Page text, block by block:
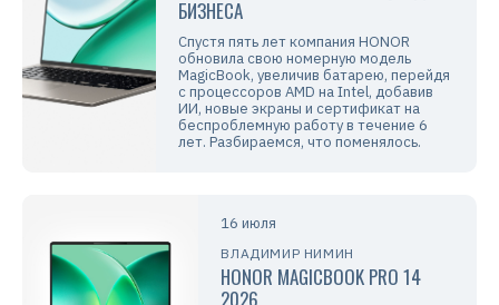
БИЗНЕСА
Спустя пять лет компания HONOR
обновила свою номерную модель
MagicBook, увеличив батарею, перейдя
с процессоров AMD на Intel, добавив
ИИ, новые экраны и сертификат на
беспроблемную работу в течение 6
лет. Разбираемся, что поменялось.
16 июля
ВЛАДИМИР НИМИН
HONOR MAGICBOOK PRO 14
2026